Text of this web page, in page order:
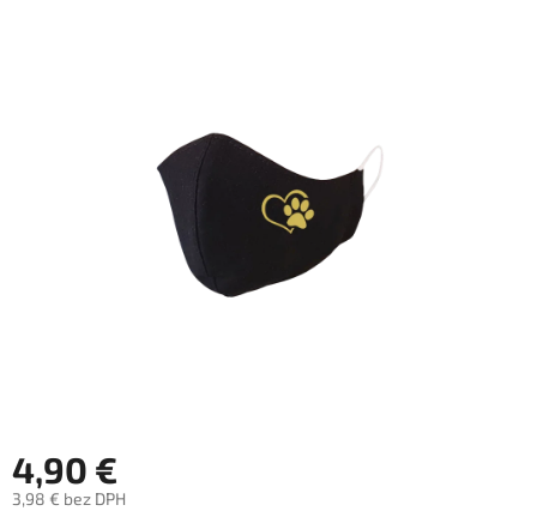
4,90 €
3,98 € bez DPH